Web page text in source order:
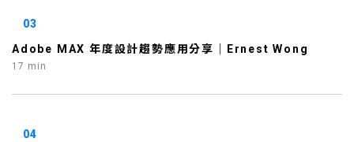
03
Adobe MAX 年度設計趨勢應用分享｜Ernest Wong
17 min
04